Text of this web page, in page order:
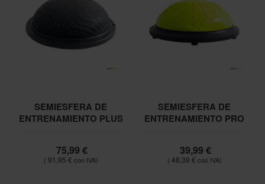
SEMIESFERA DE
ENTRENAMIENTO PLUS
75,99 €
91,95 €
SEMIESFERA DE
ENTRENAMIENTO PRO
39,99 €
48,39 €